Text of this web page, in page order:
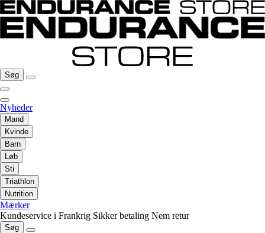
Søg
Nyheder
Mand
Kvinde
Barn
Løb
Sti
Triathlon
Nutrition
Mærker
Kundeservice i Frankrig Sikker betaling Nem retur
Søg